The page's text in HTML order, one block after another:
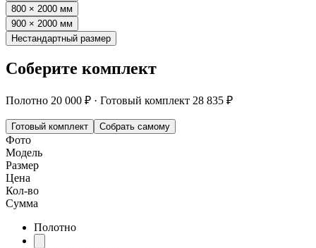
800 × 2000 мм
900 × 2000 мм
Нестандартный размер
Соберите комплект
Полотно 20 000 ₽ · Готовый комплект 28 835 ₽
Готовый комплект Собрать самому
Фото
Модель
Размер
Цена
Кол-во
Сумма
Полотно